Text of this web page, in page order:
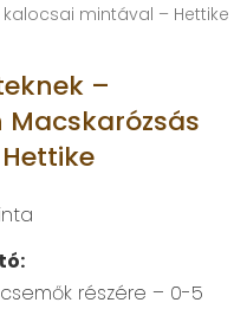
mintával – Hettike
–
Macskarózsás
részére – 0-5